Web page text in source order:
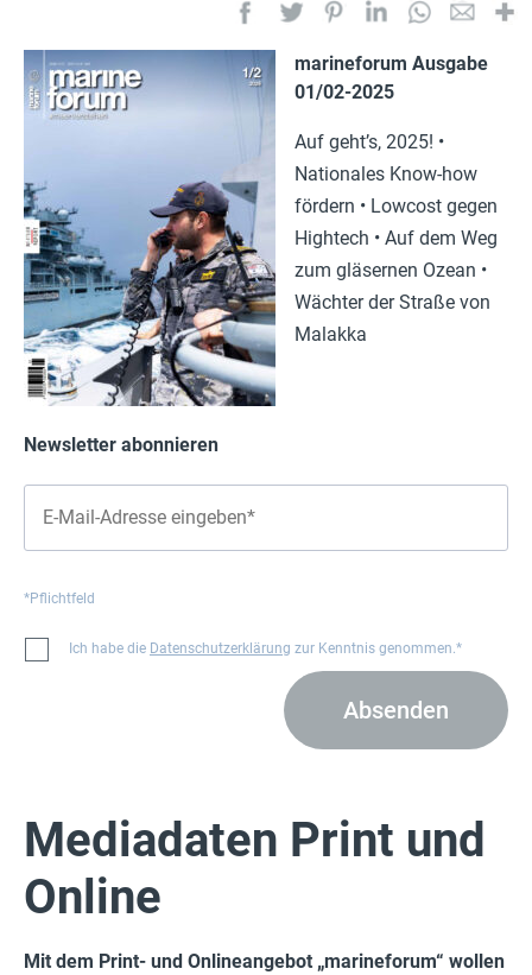
marineforum Ausgabe
01/02-2025
Auf geht’s, 2025! •
Nationales Know-how
fördern • Lowcost gegen
Hightech • Auf dem Weg
zum gläsernen Ozean •
Wächter der Straße von
Malakka
Newsletter abonnieren
*Pflichtfeld
Ich habe die Datenschutzerklärung zur Kenntnis genommen.*
Absenden
Mediadaten Print und
Online
Mit dem Print- und Onlineangebot „marineforum“ wollen